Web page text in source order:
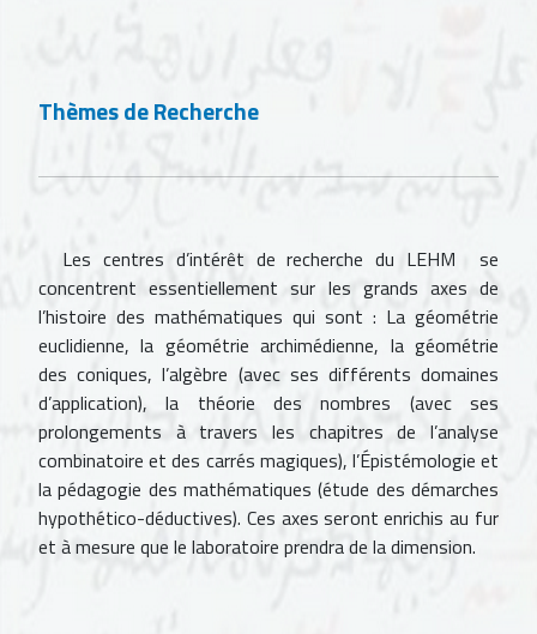
Thèmes de Recherche
Les centres d’intérêt de recherche du LEHM se
concentrent essentiellement sur les grands axes de
l’histoire des mathématiques qui sont : La géométrie
euclidienne, la géométrie archimédienne, la géométrie
des coniques, l’algèbre (avec ses différents domaines
d’application), la théorie des nombres (avec ses
prolongements à travers les chapitres de l’analyse
combinatoire et des carrés magiques), l’Épistémologie et
la pédagogie des mathématiques (étude des démarches
hypothético-déductives). Ces axes seront enrichis au fur
et à mesure que le laboratoire prendra de la dimension.